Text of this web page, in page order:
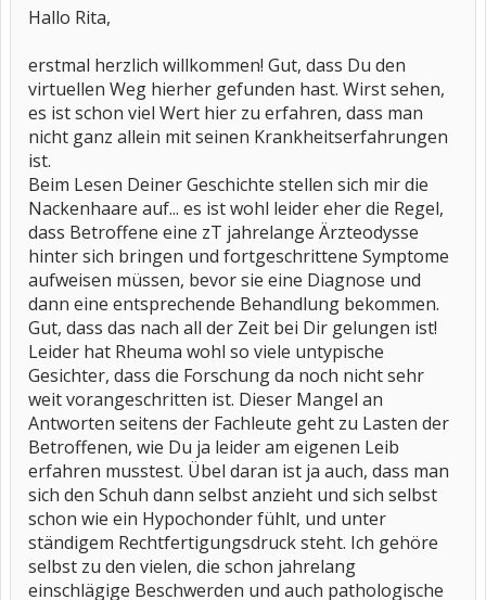
Hallo Rita,
erstmal herzlich willkommen! Gut, dass Du den
virtuellen Weg hierher gefunden hast. Wirst sehen,
es ist schon viel Wert hier zu erfahren, dass man
nicht ganz allein mit seinen Krankheitserfahrungen
ist.
Beim Lesen Deiner Geschichte stellen sich mir die
Nackenhaare auf... es ist wohl leider eher die Regel,
dass Betroffene eine zT jahrelange Ärzteodysse
hinter sich bringen und fortgeschrittene Symptome
aufweisen müssen, bevor sie eine Diagnose und
dann eine entsprechende Behandlung bekommen.
Gut, dass das nach all der Zeit bei Dir gelungen ist!
Leider hat Rheuma wohl so viele untypische
Gesichter, dass die Forschung da noch nicht sehr
weit vorangeschritten ist. Dieser Mangel an
Antworten seitens der Fachleute geht zu Lasten der
Betroffenen, wie Du ja leider am eigenen Leib
erfahren musstest. Übel daran ist ja auch, dass man
sich den Schuh dann selbst anzieht und sich selbst
schon wie ein Hypochonder fühlt, und unter
ständigem Rechtfertigungsdruck steht. Ich gehöre
selbst zu den vielen, die schon jahrelang
einschlägige Beschwerden und auch pathologische